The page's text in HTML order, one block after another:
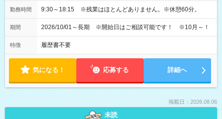
勤務時間 9:30～18:15 ※残業はほとんどありません。※休憩60分。
期間 2026/10/01～長期 ※開始日はご相談可能です！ ※10月～！
特徴 履歴書不要
気になる！ 応募する 詳細へ
掲載日：2026.08.06
未読